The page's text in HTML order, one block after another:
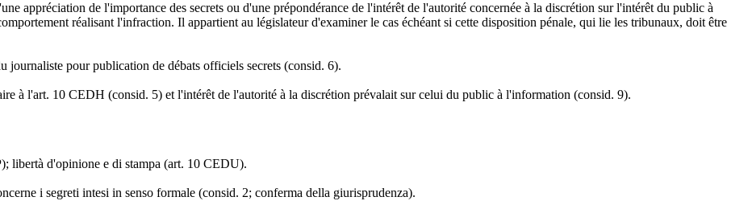
appréciation de l'importance des secrets ou d'une prépondérance de l'intérêt de l'autorité concernée à la discrétion sur l'intérêt du public à
réalisant l'infraction. Il appartient au législateur d'examiner le cas échéant si cette disposition pénale, qui lie les tribunaux, doit être
journaliste pour publication de débats officiels secrets (consid. 6).
à l'art. 10 CEDH (consid. 5) et l'intérêt de l'autorité à la discrétion prévalait sur celui du public à l'information (consid. 9).
libertà d'opinione e di stampa (art. 10 CEDU).
i segreti intesi in senso formale (consid. 2; conferma della giurisprudenza).